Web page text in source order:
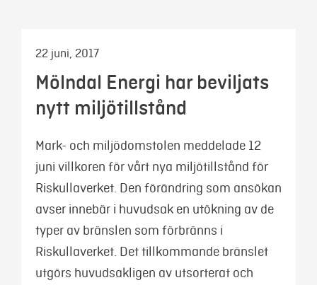
22 juni, 2017
Mölndal Energi har beviljats
nytt miljötillstånd
Mark- och miljödomstolen meddelade 12
juni villkoren för vårt nya miljötillstånd för
Riskullaverket. Den förändring som ansökan
avser innebär i huvudsak en utökning av de
typer av bränslen som förbränns i
Riskullaverket. Det tillkommande bränslet
utgörs huvudsakligen av utsorterat och